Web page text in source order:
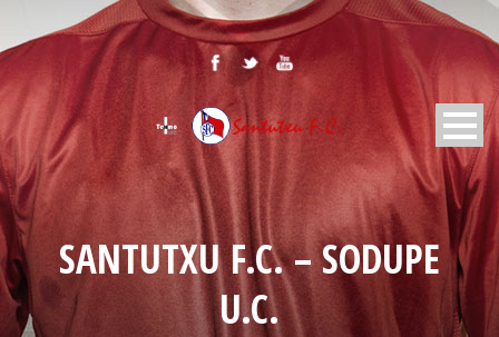
SANTUTXU F.C. – SODUPE
U.C.